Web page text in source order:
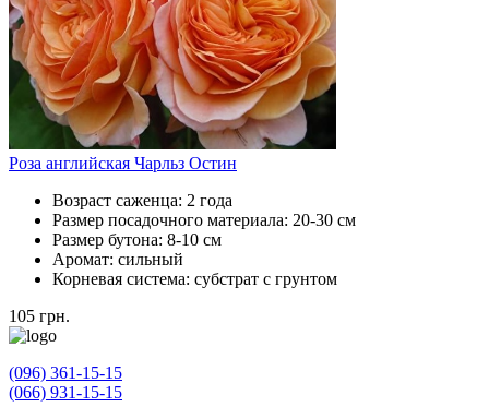
Роза английская Чарльз Остин
Возраст саженца: 2 года
Размер посадочного материала: 20-30 см
Размер бутона: 8-10 см
Аромат: сильный
Корневая система: субстрат с грунтом
105 грн.
(096) 361-15-15
(066) 931-15-15